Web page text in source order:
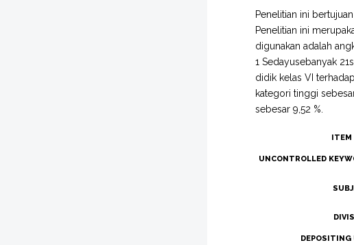
Penelitian ini
Penelitian ini
digunakan adalah
1 Sedayusebanyak
didik kelas VI
kategori tinggi
sebesar 9,52 %.
ITEM
UNCONTROLLED
DEPOSITING